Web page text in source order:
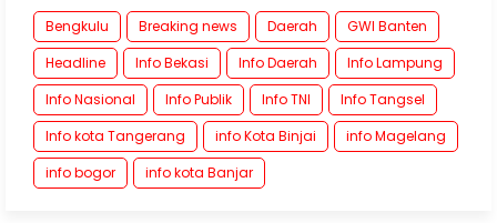
Bengkulu Breaking news Daerah
GWI Banten
Headline
Info Bekasi Info Daerah
Info Lampung
Info Nasional
Info Publik Info TNI
Info Tangsel
Info kota Tangerang
info Kota Binjai
info Magelang
info bogor
info kota Banjar